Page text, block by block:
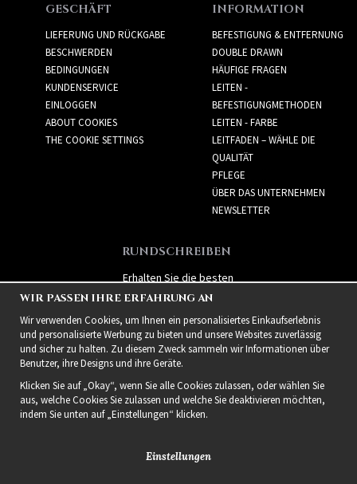
GESCHÄFT
LIEFERUNG UND RÜCKGABE
BESCHWERDEN
BEDINGUNGEN
KUNDENSERVICE
EINLOGGEN
ABOUT COOKIES
THE COOKIE SETTINGS
INFORMATION
BEFESTIGUNG & ENTFERNUNG
DOUBLE DRAWN
HÄUFIGE FRAGEN
LEITEN -
BEFESTIGUNGMETHODEN
LEITEN - FARBE
LEITFADEN – WÄHLE DIE
QUALITÄT
PFLEGE
ÜBER DAS UNTERNEHMEN
NEWSLETTER
RUNDSCHREIBEN
Erhalten Sie die besten
Angebote und spannende
neue Produkte!
WIR PASSEN IHRE ERFAHRUNG AN
Wir verwenden Cookies, um Ihnen ein personalisiertes Einkaufserlebnis
und personalisierte Werbung zu bieten und unsere Websites zuverlässig
und sicher zu halten. Zu diesem Zweck sammeln wir Informationen über
Benutzer, ihre Designs und ihre Geräte.
Klicken Sie auf „Okay“, wenn Sie alle Cookies zulassen, oder wählen Sie
aus, welche Cookies Sie zulassen und welche Sie deaktivieren möchten,
indem Sie unten auf „Einstellungen“ klicken.
Einstellungen